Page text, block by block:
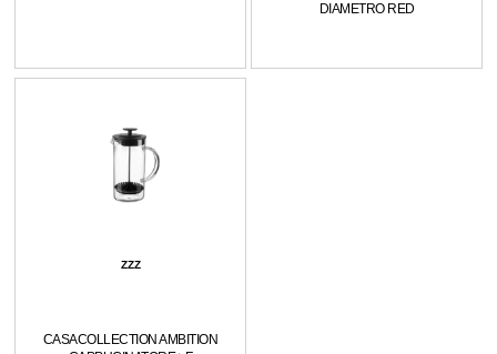
DIAMETRO RED
ZZZ
CASACOLLECTION AMBITION